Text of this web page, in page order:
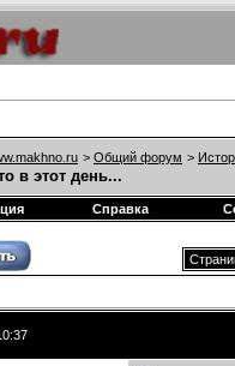
> Общий форум >
в этот день...
Справка